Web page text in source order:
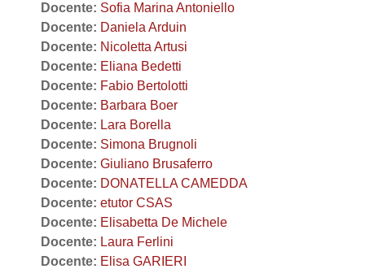
Docente: Sofia Marina Antoniello
Docente: Daniela Arduin
Docente: Nicoletta Artusi
Docente: Eliana Bedetti
Docente: Fabio Bertolotti
Docente: Barbara Boer
Docente: Lara Borella
Docente: Simona Brugnoli
Docente: Giuliano Brusaferro
Docente: DONATELLA CAMEDDA
Docente: etutor CSAS
Docente: Elisabetta De Michele
Docente: Laura Ferlini
Docente: Elisa GARIERI